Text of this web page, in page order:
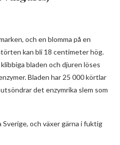
och en blomma på en
kan bli 18 centimeter hög.
bladen och djuren löses
Bladen har 25 000 körtlar
det enzymrika slem som
och växer gärna i fuktig